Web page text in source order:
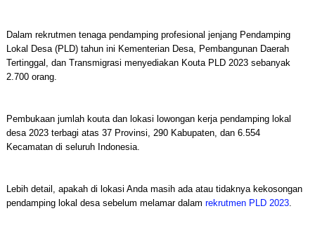
Dalam rekrutmen tenaga pendamping profesional jenjang Pendamping
Lokal Desa (PLD) tahun ini Kementerian Desa, Pembangunan Daerah
Tertinggal, dan Transmigrasi menyediakan Kouta PLD 2023 sebanyak
2.700 orang.
Pembukaan jumlah kouta dan lokasi lowongan kerja pendamping lokal
desa 2023 terbagi atas 37 Provinsi, 290 Kabupaten, dan 6.554
Kecamatan di seluruh Indonesia.
Lebih detail, apakah di lokasi Anda masih ada atau tidaknya kekosongan
pendamping lokal desa sebelum melamar dalam rekrutmen PLD 2023.